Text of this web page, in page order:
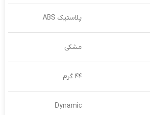
پلاستیک ABS
مشکی
۴۴ گرم
Dynamic